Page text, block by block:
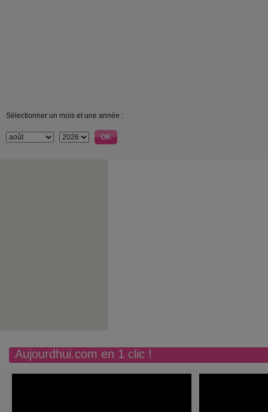
Sélectionner un mois et une année :
Aujourdhui.com en 1 clic !